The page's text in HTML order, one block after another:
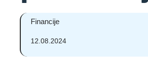
Financije
12.08.2024